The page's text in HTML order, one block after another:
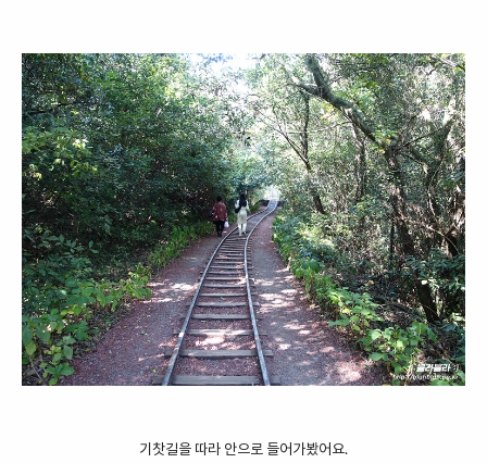
기찻길을 따라 안으로 들어가봤어요.